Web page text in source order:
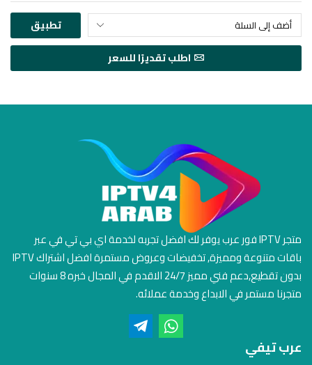
تطبيق
اطلب تقديرًا للسعر
متجر IPTV فور عرب يوفر لك افضل تجربه لخدمة اي بي تي في عبر
باقات متنوعة ومميزة, تخفيضات وعروض مستمرة افضل اشتراك IPTV
بدون تقطيع,دعم فني مميز 24/7 الاقدم في المجال خبره 8 سنوات
متجرنا مستمر في الابداع وخدمة عملائه.
عرب تيفي